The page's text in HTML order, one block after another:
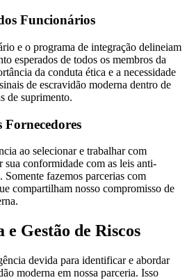
Funcionários
e o programa de integração delineiam
esperados de todos os membros da
da conduta ética e a necessidade
de escravidão moderna dentro de
de suprimento.
ao selecionar e trabalhar com
conformidade com as leis anti-
Somente fazemos parcerias com
compartilham nosso compromisso de
Gestão de Riscos
devida para identificar e abordar
moderna em nossa parceria. Isso